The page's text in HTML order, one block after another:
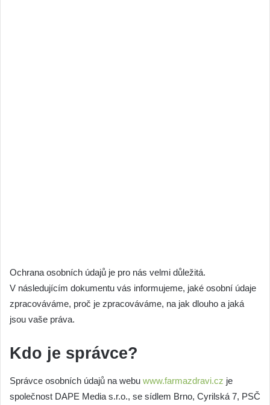
Ochrana osobních údajů je pro nás velmi důležitá.
V následujícím dokumentu vás informujeme, jaké osobní údaje
zpracováváme, proč je zpracováváme, na jak dlouho a jaká
jsou vaše práva.
Kdo je správce?
Správce osobních údajů na webu www.farmazdravi.cz je
společnost DAPE Media s.r.o., se sídlem Brno, Cyrilská 7, PSČ